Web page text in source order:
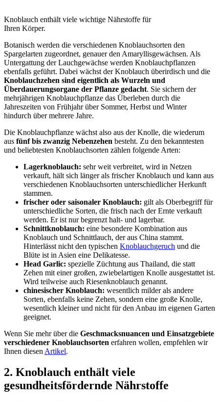
Knoblauch enthält viele wichtige Nährstoffe für
Ihren Körper.
Botanisch werden die verschiedenen Knoblauchsorten den
Spargelarten zugeordnet, genauer den Amaryllisgewächsen. Als
Untergattung der Lauchgewächse werden Knoblauchpflanzen
ebenfalls geführt. Dabei wächst der Knoblauch überirdisch und die
Knoblauchzehen sind eigentlich als Wurzeln und
Überdauerungsorgane der Pflanze gedacht. Sie sichern der
mehrjährigen Knoblauchpflanze das Überleben durch die
Jahreszeiten von Frühjahr über Sommer, Herbst und Winter
hindurch über mehrere Jahre.
Die Knoblauchpflanze wächst also aus der Knolle, die wiederum
aus fünf bis zwanzig Nebenzehen besteht. Zu den bekanntesten
und beliebtesten Knoblauchsorten zählen folgende Arten:
Lagerknoblauch: sehr weit verbreitet, wird in Netzen
verkauft, hält sich länger als frischer Knoblauch und kann aus
verschiedenen Knoblauchsorten unterschiedlicher Herkunft
stammen.
frischer oder saisonaler Knoblauch: gilt als Oberbegriff für
unterschiedliche Sorten, die frisch nach der Ernte verkauft
werden. Er ist nur begrenzt halt- und lagerbar.
Schnittknoblauch: eine besondere Kombination aus
Knoblauch und Schnittlauch, der aus China stammt.
Hinterlässt nicht den typischen Knoblauchgeruch und die
Blüte ist in Asien eine Delikatesse.
Head Garlic: spezielle Züchtung aus Thailand, die statt
Zehen mit einer großen, zwiebelartigen Knolle ausgestattet ist.
Wird teilweise auch Riesenknoblauch genannt.
chinesischer Knoblauch: wesentlich milder als andere
Sorten, ebenfalls keine Zehen, sondern eine große Knolle,
wesentlich kleiner und nicht für den Anbau im eigenen Garten
geeignet.
Wenn Sie mehr über die Geschmacksnuancen und Einsatzgebiete
verschiedener Knoblauchsorten erfahren wollen, empfehlen wir
Ihnen diesen Artikel.
2. Knoblauch enthält viele
gesundheitsfördernde Nährstoffe